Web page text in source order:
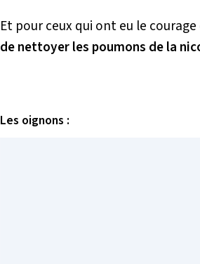
Et pour ceux qui ont eu le
de nettoyer les poumons de la
Les oignons :